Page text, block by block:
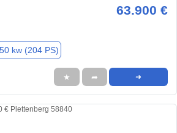
63.900 €
kw (204 PS)
★ ➦ ➜